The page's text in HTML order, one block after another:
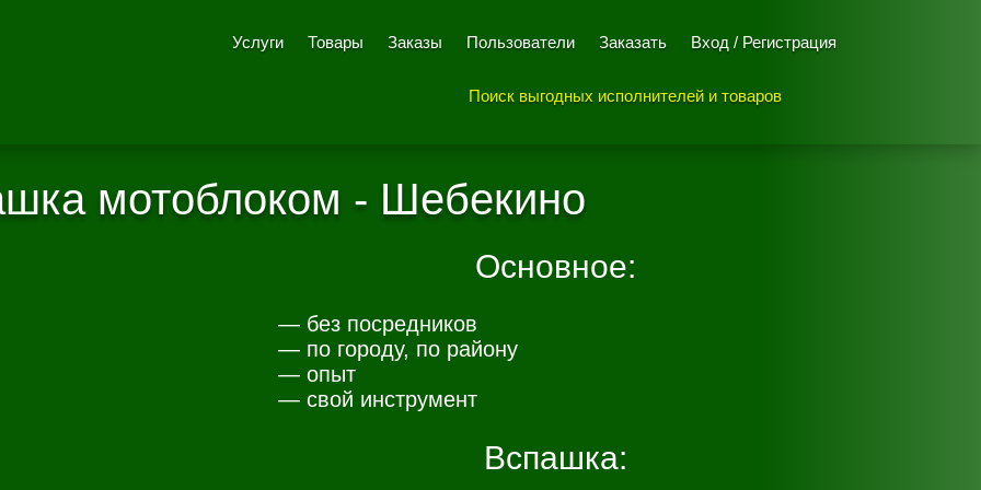
Услуги Товары Заказы Пользователи Заказать Вход / Регистрация
Поиск выгодных исполнителей и товаров
мотоблоком - Шебекино
Основное:
— без посредников
— по городу, по району
— опыт
— свой инструмент
Вспашка: